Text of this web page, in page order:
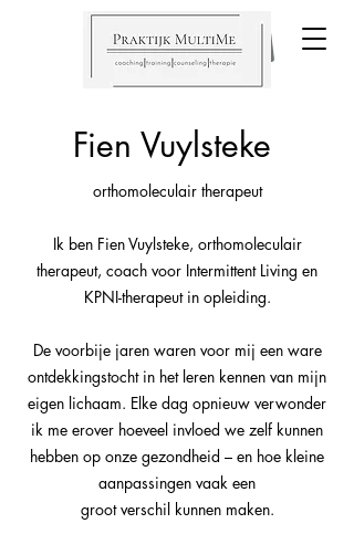
PraktijkMultiMe
Fien Vuylsteke
orthomoleculair therapeut
Ik ben Fien Vuylsteke, orthomoleculair
therapeut, coach voor Intermittent Living en
KPNI-therapeut in opleiding.
De voorbije jaren waren voor mij een ware
ontdekkingstocht in het leren kennen van mijn
eigen lichaam. Elke dag opnieuw verwonder
ik me erover hoeveel invloed we zelf kunnen
hebben op onze gezondheid – en hoe kleine
aanpassingen vaak een
groot verschil kunnen maken.